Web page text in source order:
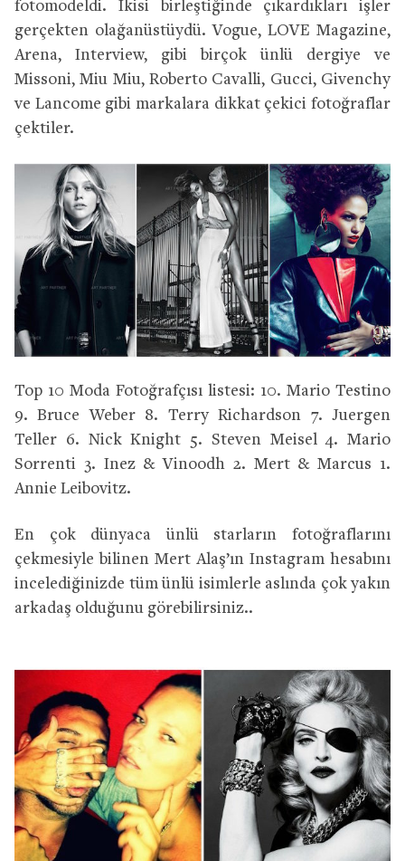
fotomodeldi. İkisi birleştiğinde çıkardıkları işler
gerçekten olağanüstüydü. Vogue, LOVE Magazine,
Arena, Interview, gibi birçok ünlü dergiye ve
Missoni, Miu Miu, Roberto Cavalli, Gucci, Givenchy
ve Lancome gibi markalara dikkat çekici fotoğraflar
çektiler.
Top 10 Moda Fotoğrafçısı listesi: 10. Mario Testino
9. Bruce Weber 8. Terry Richardson 7. Juergen
Teller 6. Nick Knight 5. Steven Meisel 4. Mario
Sorrenti 3. Inez & Vinoodh 2. Mert & Marcus 1.
Annie Leibovitz.
En çok dünyaca ünlü starların fotoğraflarını
çekmesiyle bilinen Mert Alaş’ın Instagram hesabını
incelediğinizde tüm ünlü isimlerle aslında çok yakın
arkadaş olduğunu görebilirsiniz..